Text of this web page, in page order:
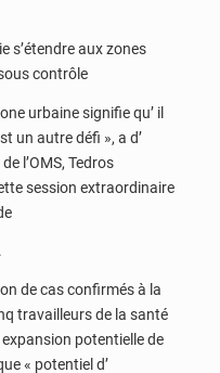
s’étendre aux zones
contrôle
urbaine signifie qu’ il
un autre défi », a d’
l’OMS, Tedros
session extraordinaire
de cas confirmés à la
travailleurs de la santé
potentielle de
« potentiel d’